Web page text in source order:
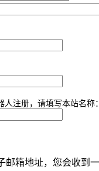
注册，请填写本站名称：
邮箱地址，您会收到